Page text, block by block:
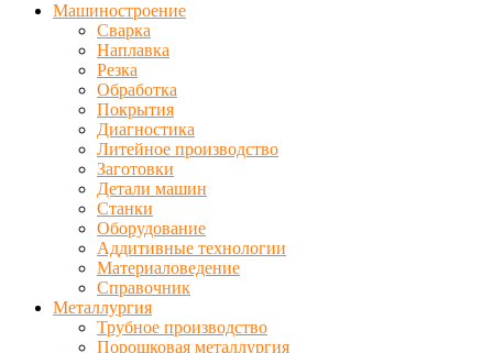
Машиностроение
Сварка
Наплавка
Резка
Обработка
Покрытия
Диагностика
Литейное производство
Заготовки
Детали машин
Станки
Оборудование
Аддитивные технологии
Материаловедение
Справочник
Металлургия
Трубное производство
Порошковая металлургия